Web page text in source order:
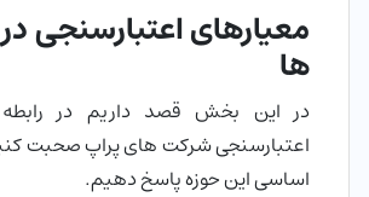
معیارهای اعتبارسنجی
ها
در این بخش قصد داریم در رابطه
اعتبارسنجی شرکت های پراپ صحبت
اساسی این حوزه پاسخ دهیم.